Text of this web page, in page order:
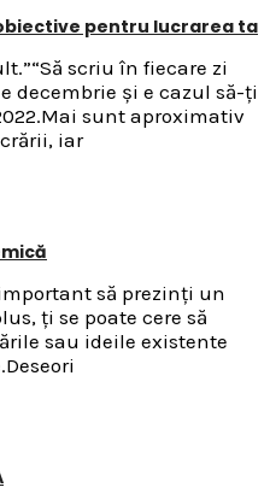
obiective pentru lucrarea ta
scriu în fiecare zi
decembrie și e cazul să-ți
sunt aproximativ
iar
să prezinți un
ți se poate cere să
sau ideile existente